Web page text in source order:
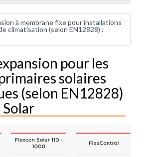
à membrane fixe pour installations
climatisation (selon EN12828) :
pour les
solaires
(selon EN12828)
Solar